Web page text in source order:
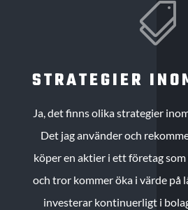

STRATEGIER
Ja, det finns olika strategier
Det jag använder och
köper en aktier i ett företag
och tror kommer öka i värde på
investerar kontinuerligt i